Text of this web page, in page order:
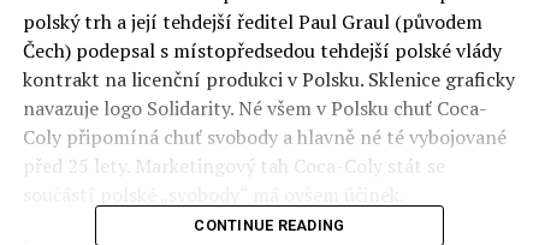
polský trh a její tehdejší ředitel Paul Graul (původem
Čech) podepsal s místopředsedou tehdejší polské vlády
kontrakt na licenční produkci v Polsku. Sklenice graficky
navazuje logo Solidarity. Né všem v Polsku chuť Coca-
Coly připomíná chuť svobody a hlavně né té vybojované
před 25 lety. Marketingový tah Coca-Coly stát se
CONTINUE READING